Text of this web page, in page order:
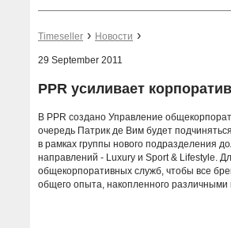
Timeseller Новости
29 September 2011
PPR усиливает
В PPR создано Управление
очередь Патрик де Вим будет
в рамках группы нового подразделения
направлений - Luxury и Sport & Lifestyle.
общекорпоративных служб, чтобы все
общего опыта, накопленного